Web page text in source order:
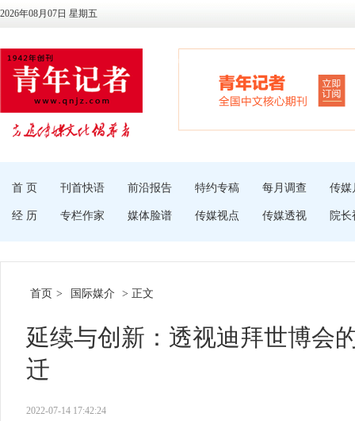
2026年08月07日 星期五
首 页 刊首快语 前沿报告 特约专稿 每月调查 传媒
经 历 专栏作家 媒体脸谱 传媒视点 传媒透视 院长
首页 > 国际媒介 > 正文
延续与创新：透视迪拜世博会
迁
2022-07-14 17:42:24